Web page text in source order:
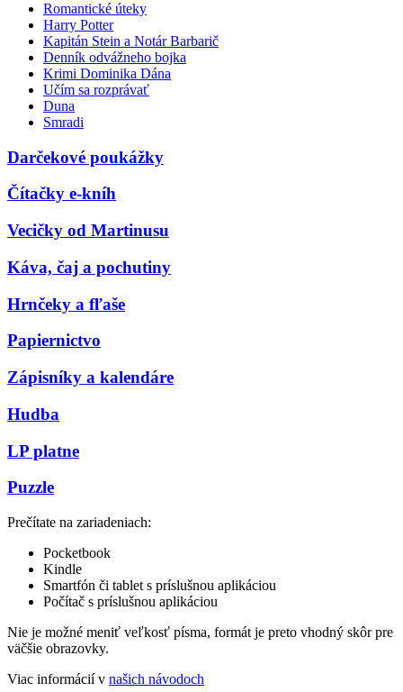
Romantické úteky
Harry Potter
Kapitán Stein a Notár Barbarič
Denník odvážneho bojka
Krimi Dominika Dána
Učím sa rozprávať
Duna
Smradi
Darčekové poukážky
Čítačky e-kníh
Vecičky od Martinusu
Káva, čaj a pochutiny
Hrnčeky a fľaše
Papiernictvo
Zápisníky a kalendáre
Hudba
LP platne
Puzzle
Prečítate na zariadeniach:
Pocketbook
Kindle
Smartfón či tablet s príslušnou aplikáciou
Počítač s príslušnou aplikáciou
Nie je možné meniť veľkosť písma, formát je preto vhodný skôr pre
väčšie obrazovky.
Viac informácií v našich návodoch